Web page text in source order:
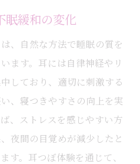
眠緩和の変化
、自然な方法で睡眠の質を
ます。耳には自律神経やリ
しており、適切に刺激する
、寝つきやすさの向上を実
、ストレスを感じやすい方
夜間の目覚めが減少したと
す。耳つぼ体験を通じて、